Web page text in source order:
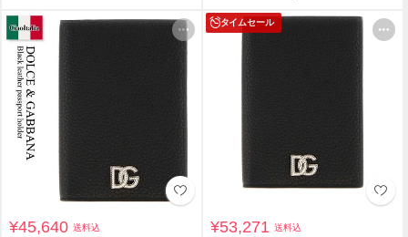
¥45,640送料込
タイムセール
¥53,271送料込